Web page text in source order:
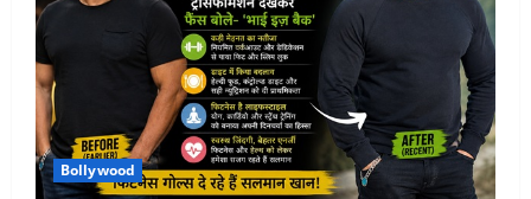
Bollywood